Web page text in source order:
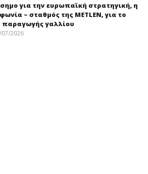
για την ευρωπαϊκή στρατηγική, η
– σταθμός της METLEN, για το
παραγωγής γαλλίου
2026